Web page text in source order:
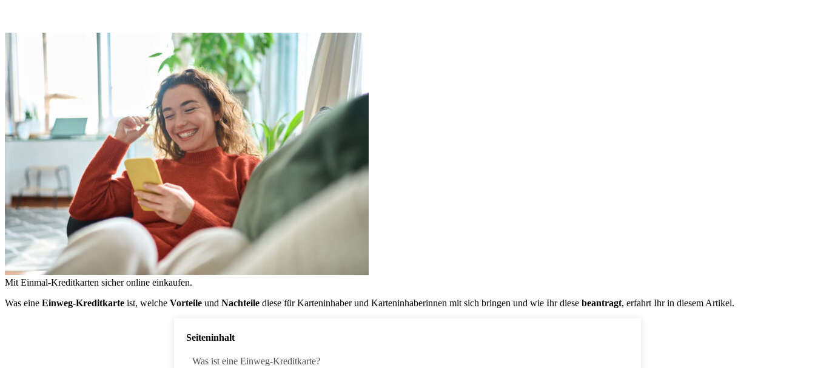
Mit Einmal-Kreditkarten sicher online einkaufen.
Was eine Einweg-Kreditkarte ist, welche Vorteile und Nachteile diese für Karteninhaber und Karteninhaberinnen mit sich bringen und wie Ihr diese beantragt, erfahrt Ihr in diesem Artikel.
Seiteninhalt
Was ist eine Einweg-Kreditkarte?